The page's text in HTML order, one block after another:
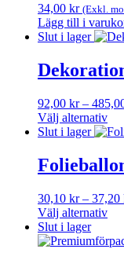
34,00 kr (Exkl.
Lägg till i
Slut i lager
92,00 kr –
Välj alternativ
Den
produkten
har
varianter.
De
olika
alternativen
Slut i lager
30,10 kr – 37,20
Välj alternativ
Den
här
Slut i lager